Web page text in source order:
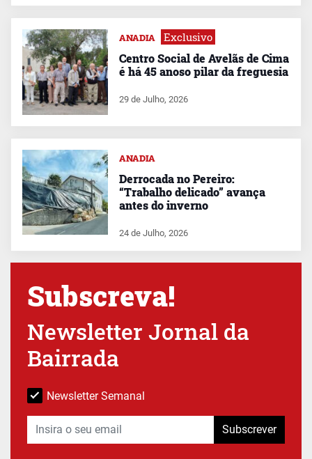
ANADIA Exclusivo
Centro Social de Avelãs de Cima
é há 45 anoso pilar da freguesia
29 de Julho, 2026
ANADIA
Derrocada no Pereiro:
“Trabalho delicado” avança
antes do inverno
24 de Julho, 2026
Subscreva!
Newsletter Jornal da
Bairrada
Newsletter Semanal
Subscrever